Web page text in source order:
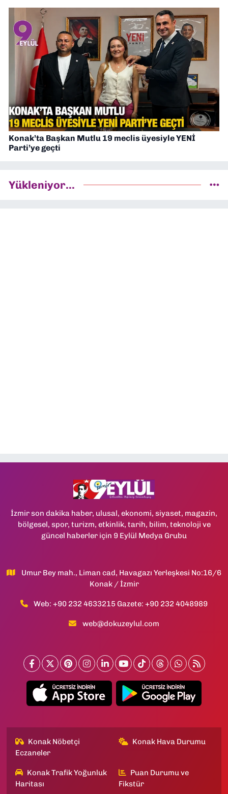
Konak’ta Başkan Mutlu 19 meclis üyesiyle YENİ
Parti’ye geçti
Yükleniyor...
İzmir son dakika haber, ulusal, ekonomi, siyaset, magazin,
bölgesel, spor, turizm, etkinlik, tarih, bilim, teknoloji ve
güncel haberler için 9 Eylül Medya Grubu
Umur Bey mah., Liman cad, Havagazı Yerleşkesi No:16/6
Konak / İzmir
Web: +90 232 4633215 Gazete: +90 232 4048989
web@dokuzeylul.com
Konak Nöbetçi
Eczaneler
Konak Hava Durumu
Konak Trafik Yoğunluk
Haritası
Puan Durumu ve
Fikstür